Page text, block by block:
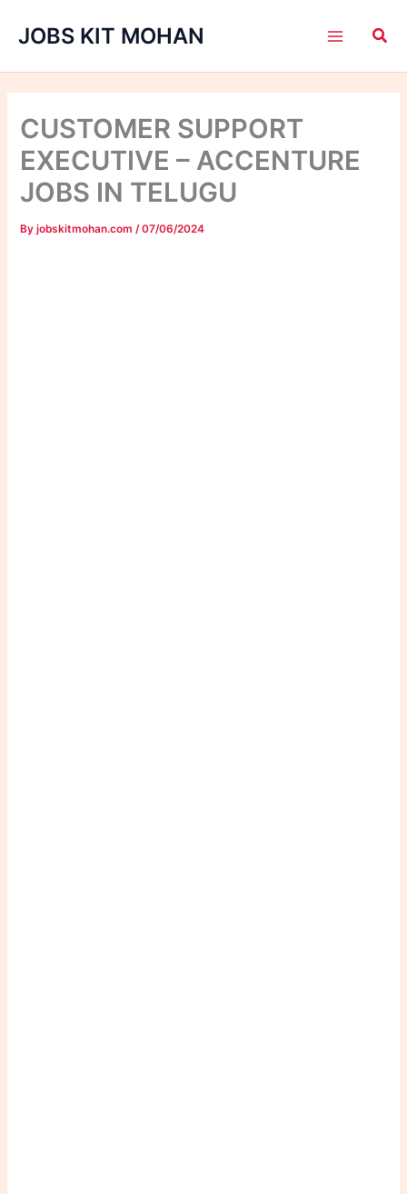
JOBS KIT MOHAN
CUSTOMER SUPPORT
EXECUTIVE – ACCENTURE
JOBS IN TELUGU
Byjobskitmohan.com /07/06/2024